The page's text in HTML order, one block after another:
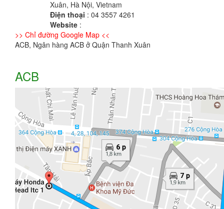
Xuân, Hà Nội, Vietnam
Điện thoại : 04 3557 4261
Website :
>> Chỉ đường Google Map <<
ACB, Ngân hàng ACB ở Quận Thanh Xuân
ACB